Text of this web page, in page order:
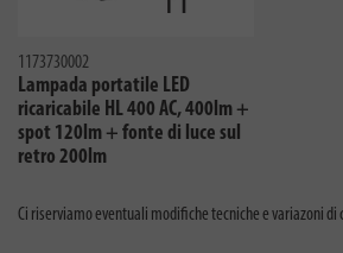
1173730002
Lampada portatile LED
ricaricabile HL 400 AC, 400lm +
spot 120lm + fonte di luce sul
retro 200lm
Ci riserviamo eventuali modifiche tecniche e variazoni di